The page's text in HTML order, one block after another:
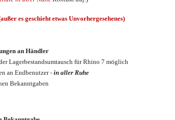
es geschieht etwas Unvorhergesehenes)
an Händler
Lagerbestandsumtausch für Rhino 7 möglich
an Endbenutzer - in aller Ruhe
Bekanntgaben